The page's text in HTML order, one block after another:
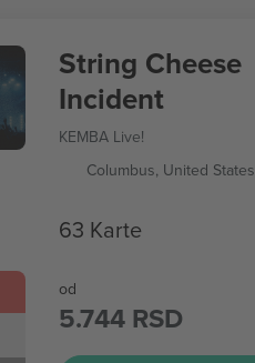
String Cheese
Incident
KEMBA Live!
Columbus, United States
63 Karte
od
5.744 RSD